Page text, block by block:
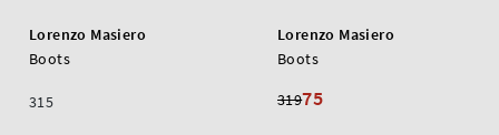
Lorenzo Masiero
Boots
315
Lorenzo Masiero
Boots
31975